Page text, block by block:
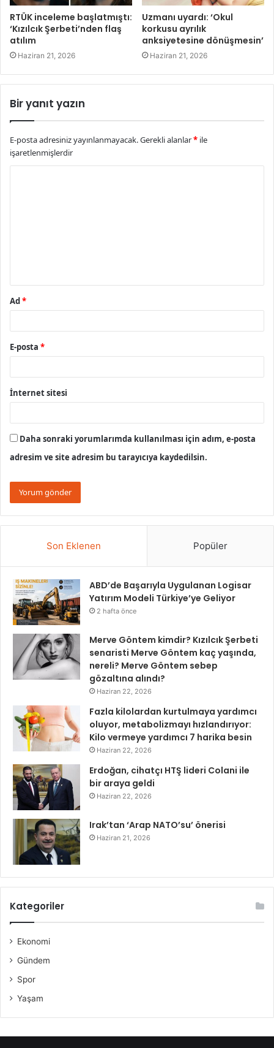
RTÜK inceleme başlatmıştı:
‘Kızılcık Şerbeti’nden flaş
atılım
Haziran 21, 2026
Uzmanı uyardı: ‘Okul
korkusu ayrılık
anksiyetesine dönüşmesin’
Haziran 21, 2026
Bir yanıt yazın
E-posta adresiniz yayınlanmayacak.Gerekli alanlar* ile
işaretlenmişlerdir
Ad *
E-posta *
İnternet sitesi
Daha sonraki yorumlarımda kullanılması için adım, e-posta
adresim ve site adresim bu tarayıcıya kaydedilsin.
Son Eklenen Popüler
ABD’de Başarıyla Uygulanan Logisar
Yatırım Modeli Türkiye’ye Geliyor
2 hafta önce
Merve Göntem kimdir? Kızılcık Şerbeti
senaristi Merve Göntem kaç yaşında,
nereli? Merve Göntem sebep
gözaltına alındı?
Haziran 22, 2026
Fazla kilolardan kurtulmaya yardımcı
oluyor, metabolizmayı hızlandırıyor:
Kilo vermeye yardımcı 7 harika besin
Haziran 22, 2026
Erdoğan, cihatçı HTŞ lideri Colani ile
bir araya geldi
Haziran 22, 2026
Irak’tan ‘Arap NATO’su’ önerisi
Haziran 21, 2026
Kategoriler
Ekonomi
Gündem
Spor
Yaşam